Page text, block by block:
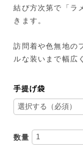
結び方次第で「ラ
きます。
訪問着や色無地の
ルな装いまで幅広
手提げ袋
数量